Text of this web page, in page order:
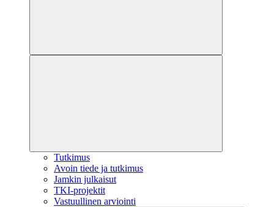
Tutkimus
Avoin tiede ja tutkimus
Jamkin julkaisut
TKI-projektit
Vastuullinen arviointi